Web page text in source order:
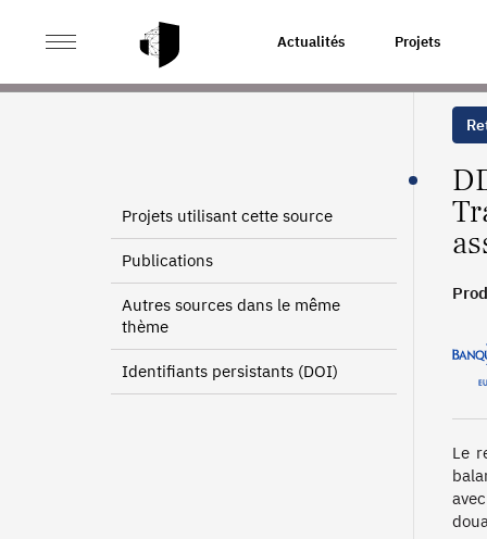
Actualités Projets
ACCUEIL DÉCLARATIONS DES DDG -
Projets utilisant cette source
Publications
Autres sources dans le même
thème
Identifiants persistants (DOI)
Le